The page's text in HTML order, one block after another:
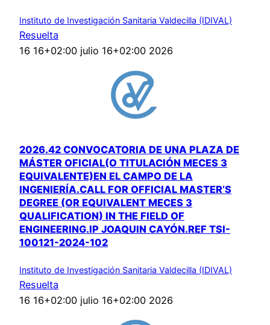
Instituto de Investigación Sanitaria Valdecilla (IDIVAL)
Resuelta
16 16+02:00 julio 16+02:00 2026
2026.42 CONVOCATORIA DE UNA PLAZA DE
MÁSTER OFICIAL(O TITULACIÓN MECES 3
EQUIVALENTE)EN EL CAMPO DE LA
INGENIERÍA.CALL FOR OFFICIAL MASTER’S
DEGREE (OR EQUIVALENT MECES 3
QUALIFICATION) IN THE FIELD OF
ENGINEERING.IP JOAQUIN CAYÓN.REF TSI-
100121-2024-102
Instituto de Investigación Sanitaria Valdecilla (IDIVAL)
Resuelta
16 16+02:00 julio 16+02:00 2026